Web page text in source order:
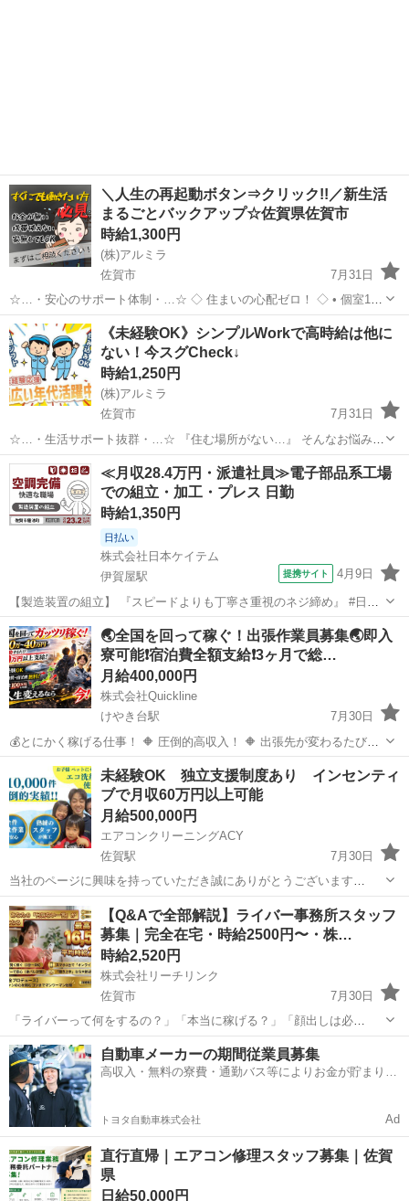
＼人生の再起動ボタン⇒クリック!!／新生活
まるごとバックアップ☆佐賀県佐賀市
時給1,300円
(株)アルミラ
佐賀市
7月31日
☆…・安心のサポート体制・…☆ ◇ 住まいの心配ゼロ！ ◇ • 個室1R
完全無料！ • 即日入寮OK！など ◇ 所持金ゼロでもスタートできる！
◇ • 食費・生活費のサポート • 移動費用...
佐賀 佐賀市 工場 完全無料
《未経験OK》シンプルWorkで高時給は他に
ない！今スグCheck↓
時給1,250円
(株)アルミラ
佐賀市
7月31日
☆…・生活サポート抜群・…☆ 『住む場所がない…』 そんなお悩みを
お持ちの方必見！ アルミラが宿泊支援いたします♪ さらに、働いた分
のお金は 即GETできちゃうから すぐにピンチを脱出できる◎ ...
佐賀 佐賀市 倉庫 時給
≪月収28.4万円・派遣社員≫電子部品系工場
での組立・加工・プレス 日勤
時給1,350円
日払い
株式会社日本ケイテム
伊賀屋駅
提携サイト 4月9日
【製造装置の組立】 『スピードよりも丁寧さ重視のネジ締め』 #日勤
#20～50代前半活躍中 #土日休み #月収28.4万円可 #ライン作業なし #
工具使用 #力仕事ほぼなし #日払いOK #クリーンな環境《お仕事
No.4...
佐賀 佐賀市 伊賀屋駅 その他
🌏全国を回って稼ぐ！出張作業員募集🌏即入
寮可能❗️宿泊費全額支給❗️3ヶ月で総…
月給400,000円
株式会社Quickline
けやき台駅
7月30日
💰とにかく稼げる仕事！ 🔶 圧倒的高収入！ 🔶 出張先が変わるたび
【10万円以上】支給！ 🔶 宿泊費・交通費すべて会社負担！ 🔶 未経験
OK（8割が未経験スタート） 🔶 数ヶ月だけの短期もOK！ 🏭仕事内容
...
佐賀市 けやき台駅 工場 出張先
未経験OK 独立支援制度あり インセンティ
ブで月収60万円以上可能
月給500,000円
エアコンクリーニングACY
佐賀駅
7月30日
当社のページに興味を持っていただき誠にありがとうございます
*********************************************************** ２０２４年５月末
に入った２４歳のスタ...
佐賀 佐賀市 清掃 スタッフ
【Q&Aで全部解説】ライバー事務所スタッフ
募集｜完全在宅・時給2500円〜・株…
時給2,520円
株式会社リーチリンク
佐賀市
7月30日
「ライバーって何をするの？」「本当に稼げる？」「顔出しは必
須？」 よくある疑問に、すべてお答えします。
━━━━━━━━━━━━━━━━━ Q. どんな仕事ですか？
━━━━━━━━━━━━━━━━━ A. ス...
佐賀 佐賀市 その他
自動車メーカーの期間従業員募集
高収入・無料の寮費・通勤バス等によりお金が貯まりや
トヨタ自動車株式会社 Ad
直行直帰｜エアコン修理スタッフ募集｜佐賀
県
日給50,000円